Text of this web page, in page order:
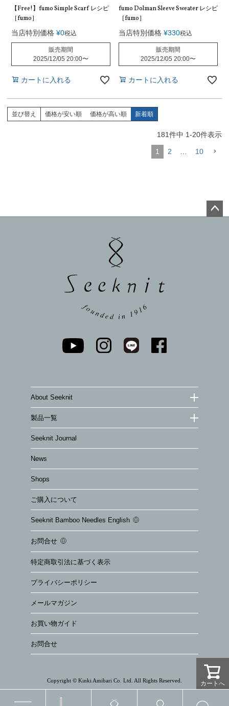
【Free!】fumo Simple Scarf レシピ
［fumo］
当店特別価格 ¥0税込
販売期間
2025/12/05 20:00〜
カートに入れる
fumo Dolman Sleeve Sweater レシピ
［fumo］
当店特別価格 ¥330税込
販売期間
2025/12/05 20:00〜
カートに入れる
並び替え 価格が安い順 価格が高い順 新着順
181件中 1-20件表示
1 2 10
カートへ
About Seeknit
製品一覧
Seeknit Journal
News
Shops
ご購入について
Seeknit Bamboo Needles English
お問合せ
特定商取引法に基づく表示
プライバシーポリシー
メールマガジン
お買い物ガイド
お問合せ
Copyright © Kinki Amibari Co. Ltd. All Rights Reserved. カートへ